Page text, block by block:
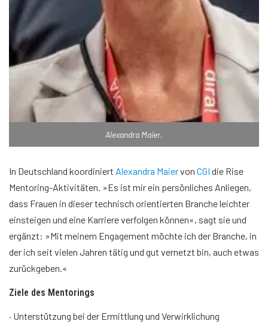
Alexandra Maier.
In Deutschland koordiniert Alexandra Maiervon CGI die Rise
Mentoring-Aktivitäten. »Es ist mir ein persönliches Anliegen,
dass Frauen in dieser technisch orientierten Branche leichter
einsteigen und eine Karriere verfolgen können«, sagt sie und
ergänzt: »Mit meinem Engagement möchte ich der Branche, in
der ich seit vielen Jahren tätig und gut vernetzt bin, auch etwas
zurückgeben.«
Ziele des Mentorings
· Unterstützung bei der Ermittlung und Verwirklichung